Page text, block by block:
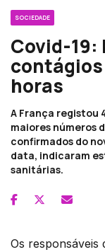
SOCIEDADE
Covid-19:
contágios
horas
A França registou
maiores números
confirmados do
data, indicaram
sanitárias.
Os responsáveis